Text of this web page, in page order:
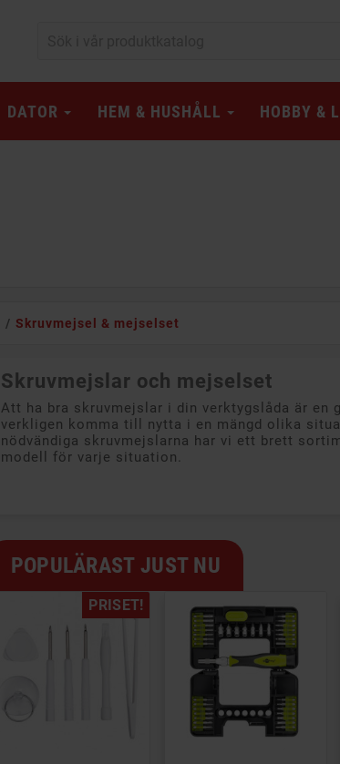
DATOR HEM & HUSHÅLL HOBBY &
Skruvmejsel & mejselset
Skruvmejslar och mejselset
Att ha bra skruvmejslar i din verktygslåda är en
verkligen komma till nytta i en mängd olika
nödvändiga skruvmejslarna har vi ett brett
modell för varje situation.
POPULÄRAST JUST NU
PRISET!